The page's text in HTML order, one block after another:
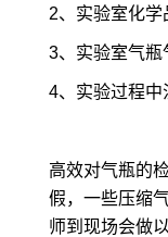
2、实验室化学
3、实验室气瓶
4、实验过程中
高效对气瓶的
假，一些压缩
师到现场会做